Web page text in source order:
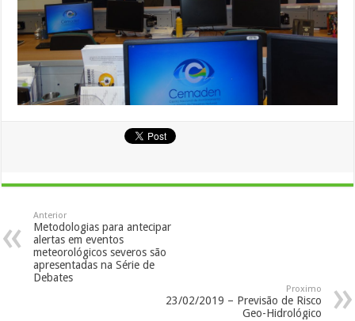
Anterior
Metodologias para antecipar
alertas em eventos
meteorológicos severos são
apresentadas na Série de
Debates
Proximo
23/02/2019 – Previsão de Risco
Geo-Hidrológico